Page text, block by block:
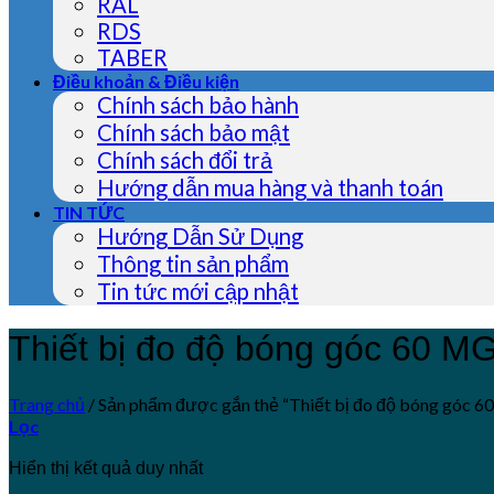
RDS
TABER
Điều khoản & Điều kiện
Chính sách bảo hành
Chính sách bảo mật
Chính sách đổi trả
Hướng dẫn mua hàng và thanh toán
TIN TỨC
Hướng Dẫn Sử Dụng
Thông tin sản phẩm
Tin tức mới cập nhật
Thiết bị đo độ bóng góc 60
Trang chủ /Sản phẩm được gắn thẻ “Thiết bị đo độ bóng góc
Lọc
Hiển thị kết quả duy nhất